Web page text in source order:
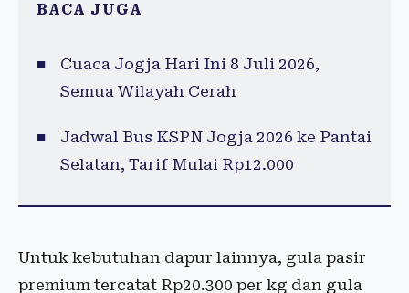
BACA JUGA
Cuaca Jogja Hari Ini 8 Juli 2026,
Semua Wilayah Cerah
Jadwal Bus KSPN Jogja 2026 ke Pantai
Selatan, Tarif Mulai Rp12.000
Untuk kebutuhan dapur lainnya, gula pasir
premium tercatat Rp20.300 per kg dan gula